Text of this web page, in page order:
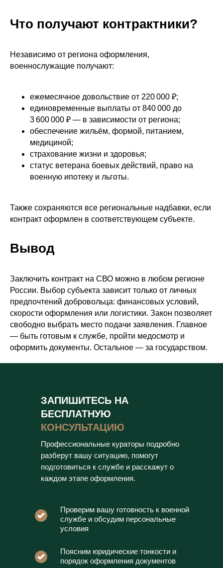
Что получают контрактники?
Независимо от региона оформления,
военнослужащие получают:
ежемесячное довольствие от 220 000 ₽;
единовременные выплаты от 840 000 до
3 600 000 ₽ — в зависимости от региона;
обеспечение жильём, формой, питанием,
медициной;
страхование жизни и здоровья;
статус ветерана боевых действий, право на
военную ипотеку и льготы.
Также сохраняются все региональные надбавки, если
контракт оформлен в соответствующем субъекте.
Вывод
Заключить контракт на СВО можно в любом регионе
России. Выбор субъекта зависит только от личных
предпочтений добровольца: финансовых условий,
скорости оформления или логистики. Закон позволяет
свободно выбрать место подачи заявления. Главное
— быть готовым к службе, пройти медосмотр и
оформить документы. Остальное — за государством.
ЗАПИШИТЕСЬ НА
БЕСПЛАТНУЮ
КОНСУЛЬТАЦИЮ
Профессиональные кураторы подробно
разберут вашу ситуацию, помогут
подготовиться к службе и расскажут о
каждом этапе оформления.
Поясним юридические тонкости и
порядок оформления документов
Проверим вашу готовность к военной
службе и обсудим персональные
условия